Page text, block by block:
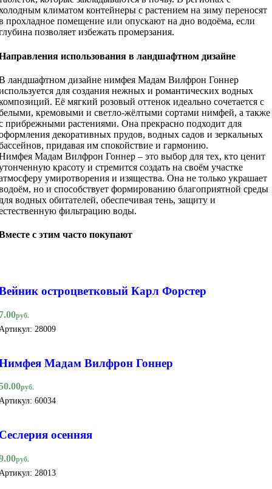
климатом контейнеры с растением на зиму переносят
прохладное помещение или опускают на дно водоёма, если
позволяет избежать промерзания.
использования в ландшафтном дизайне
ландшафтном дизайне нимфея Мадам Вилфрон Гоннер
для создания нежных и романтических водных
Её мягкий розовый оттенок идеально сочетается с
кремовыми и светло-жёлтыми сортами нимфей, а также
прибрежными растениями. Она прекрасно подходит для
декоративных прудов, водных садов и зеркальных
придавая им спокойствие и гармонию.
Мадам Вилфрон Гоннер – это выбор для тех, кто ценит
красоту и стремится создать на своём участке
умиротворения и изящества. Она не только украшает
но и способствует формированию благоприятной среды
водных обитателей, обеспечивая тень, защиту и
фильтрацию воды.
с этим часто покупают
остроцветковый Карл Форстер
руб.
28009
Мадам Вилфрон Гоннер
руб.
60034
осенняя
руб.
28013